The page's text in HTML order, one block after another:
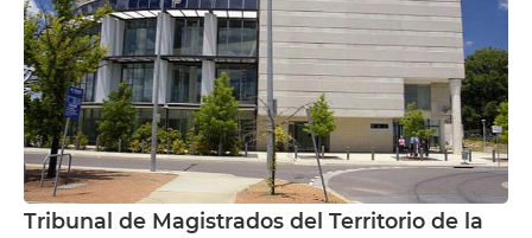
Tribunal de Magistrados del Territorio de la